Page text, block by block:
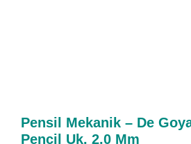
Pensil Mekanik – De
Pencil Uk. 2.0 Mm